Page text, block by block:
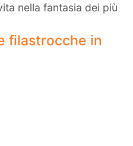
nella fantasia dei più
filastrocche in